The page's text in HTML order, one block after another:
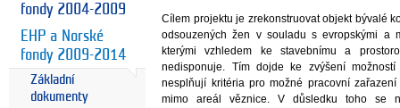
fondy 2004-2009
EHP a Norské
fondy 2009-2014
Základní
dokumenty
Cílem projektu je zrekonstruovat objekt bývalé
odsouzených žen v souladu s evropskými a
kterými vzhledem ke stavebnímu a
nedisponuje. Tím dojde ke zvýšení
nesplňují kritéria pro možné pracovní
mimo areál věznice. V důsledku toho se